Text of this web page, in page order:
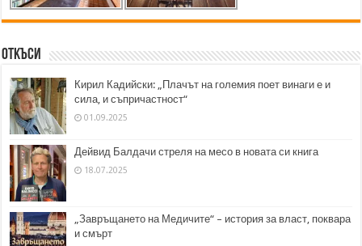
Откъси
Кирил Кадийски: „Плачът на големия поет винаги е и
сила, и съпричастност“
01.09.2025
Дейвид Балдачи стреля на месо в новата си книга
18.07.2025
„Завръщането на Медичите“ – история за власт, поквара
и смърт